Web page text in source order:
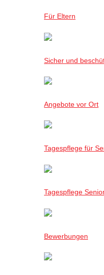
Für Eltern
Sicher und
Angebote vor Ort
Tagespflege für
Tagespflege
Bewerbungen